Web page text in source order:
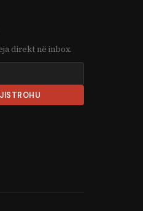
direkt në inbox.